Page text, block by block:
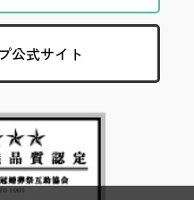
公式サイト